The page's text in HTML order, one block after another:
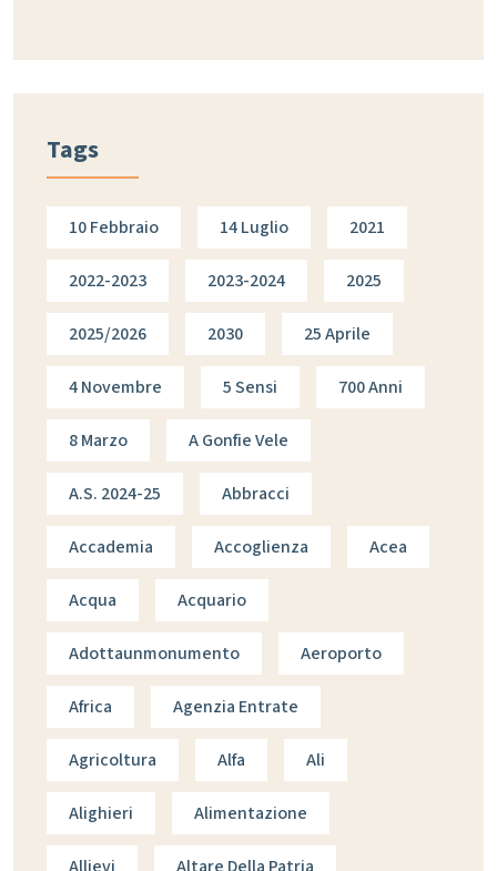
Tags
10 Febbraio 14 Luglio 2021
2022-2023 2023-2024 2025
2025/2026 2030 25 Aprile
4 Novembre 5 Sensi 700 Anni
8 Marzo A Gonfie Vele
A.s. 2024-25 Abbracci
Accademia Accoglienza Acea
Acqua Acquario
Adottaunmonumento Aeroporto
Africa Agenzia Entrate
Agricoltura Alfa Ali
Alighieri Alimentazione